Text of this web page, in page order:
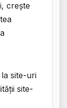
crește
site-uri
site-